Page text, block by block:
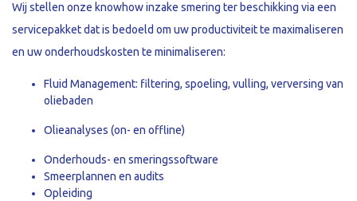
Wij stellen onze knowhow inzake smering ter beschikking via een
servicepakket dat is bedoeld om uw productiviteit te maximaliseren
en uw onderhoudskosten te minimaliseren:
Fluid Management: filtering, spoeling, vulling, verversing van
oliebaden
Olieanalyses (on- en offline)
Onderhouds- en smeringssoftware
Smeerplannen en audits
Opleiding